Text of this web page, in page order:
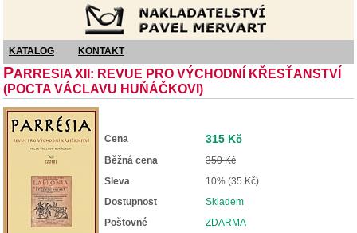
KATALOG KONTAKT
PARRESIA XII: REVUE PRO VÝCHODNÍ KŘESŤANSTVÍ
(POCTA VÁCLAVU HUŇÁČKOVI)
Cena 315 Kč
Běžná cena
350 Kč
Sleva
10% (35 Kč)
Dostupnost
Skladem
Poštovné
ZDARMA